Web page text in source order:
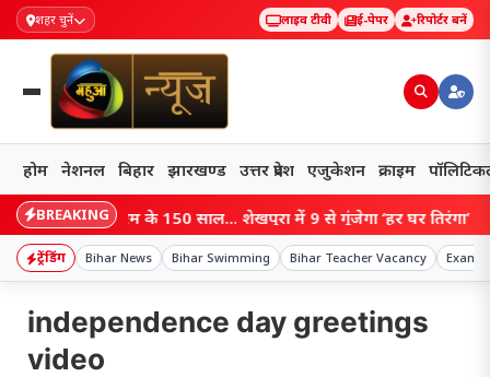
शहर चुनें लाइव टीवी ई-पेपर रिपोर्टर बनें
होम नेशनल बिहार झारखण्ड उत्तर प्रदेश एजुकेशन क्राइम
BREAKING
वंदे मातरम के 150 साल… शेखपुरा में 9 से गूंजेगा ‘हर घर तिरंगा’
ट्रेंडिंग Bihar News Bihar Swimming Bihar Teacher Vacancy Exam
independence day greetings
video